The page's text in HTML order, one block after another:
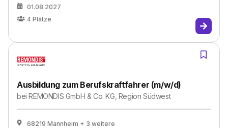
01.08.2027
4 Plätze
Ausbildung zum Berufskraftfahrer (m/w/d)
beiREMONDIS GmbH & Co. KG, Region Südwest
68219 Mannheim + 3 weitere